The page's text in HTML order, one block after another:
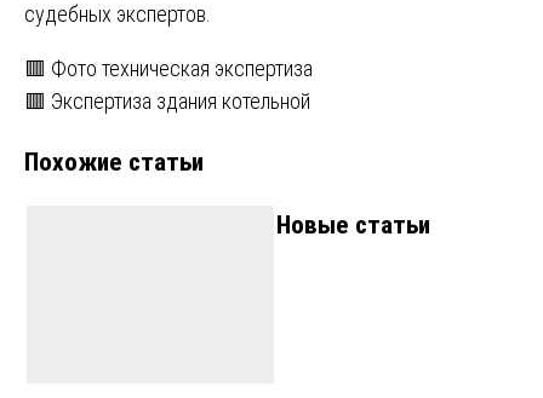
судебных экспертов.
Навигация
записям
🟥 Фото техническая экспертиза
🟥 Экспертиза здания котельной
Похожие статьи
Новые статьи